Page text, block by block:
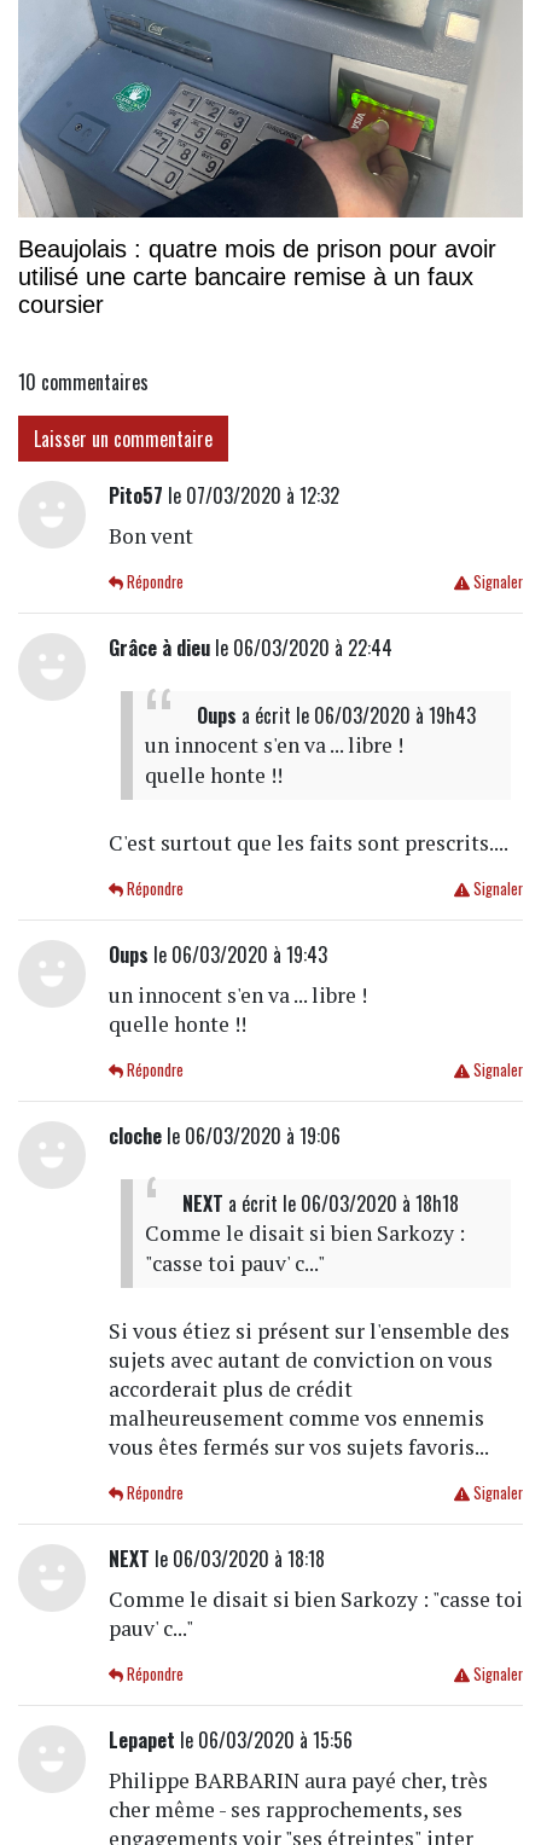
Beaujolais : quatre mois de prison pour avoir
utilisé une carte bancaire remise à un faux
coursier
10 commentaires
Laisser un commentaire
Pito57 le 07/03/2020 à 12:32
Bon vent
Signaler
Répondre
Grâce à dieule 06/03/2020 à 22:44
Oups a écrit le 06/03/2020 à 19h43
un innocent s'en va ... libre !
quelle honte !!
C'est surtout que les faits sont prescrits....
Signaler
Répondre
Oups le 06/03/2020 à 19:43
un innocent s'en va ... libre !
quelle honte !!
Signaler
Répondre
clochele 06/03/2020 à 19:06
NEXT a écrit le 06/03/2020 à 18h18
Comme le disait si bien Sarkozy :
"casse toi pauv' c..."
Si vous étiez si présent sur l'ensemble des
sujets avec autant de conviction on vous
accorderait plus de crédit
malheureusement comme vos ennemis
vous êtes fermés sur vos sujets favoris...
Signaler
Répondre
NEXT le 06/03/2020 à 18:18
Comme le disait si bien Sarkozy : "casse toi
pauv' c..."
Signaler
Répondre
Lepapet le 06/03/2020 à 15:56
Philippe BARBARIN aura payé cher, très
cher même - ses rapprochements, ses
engagements voir "ses étreintes" inter